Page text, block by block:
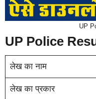
UP
UP Police
लेख का नाम
लेख का प्रकार